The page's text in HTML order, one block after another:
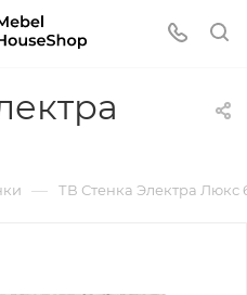
— ТВ Стенка Электра Люкс